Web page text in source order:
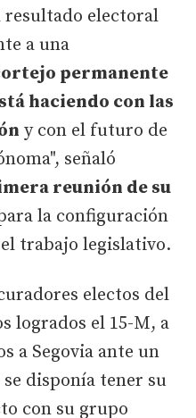
resultado electoral
a una
permanente
haciendo con las
y con el futuro de
señaló
reunión de su
la configuración
trabajo legislativo.
electos del
logrados el 15-M, a
a Segovia ante un
disponía tener su
con su grupo